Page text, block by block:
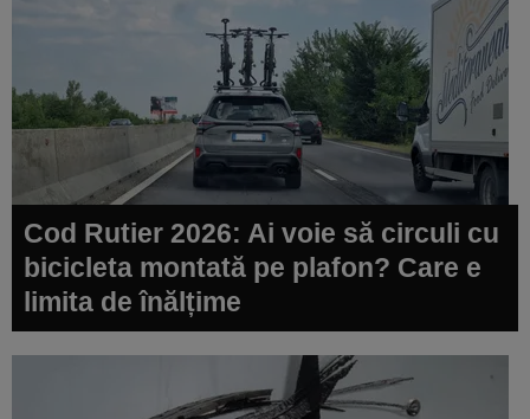
Cod Rutier 2026: Ai voie să circuli cu
bicicleta montată pe plafon? Care e
limita de înălțime